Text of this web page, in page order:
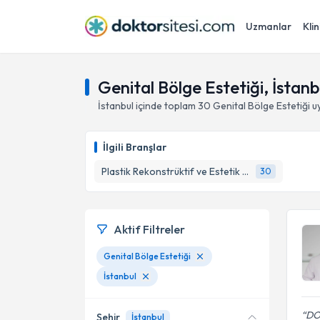
Uzmanlar
Genital Bölge Estetiği,
İstanbul içinde toplam 30 Genital Bölge Estetiği
İlgili Branşlar
Plastik Rekonstrüktif ve Estetik Cerrahi
30
Aktif Filtreler
Genital Bölge Estetiği
İstanbul
Şehir İstanbul